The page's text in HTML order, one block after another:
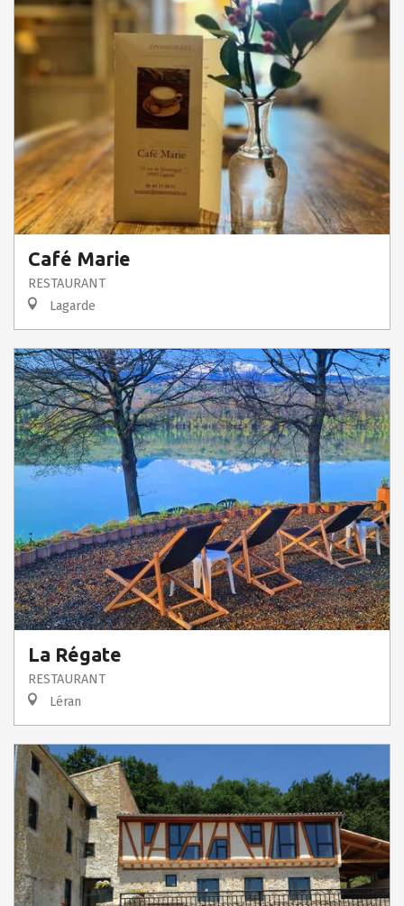
Café Marie
RESTAURANT
Lagarde
La Régate
RESTAURANT
Léran